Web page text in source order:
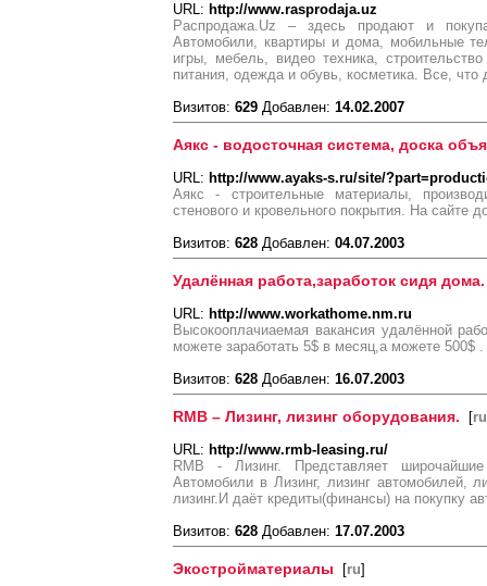
URL: http://www.rasprodaja.uz
Распродажа.Uz – здесь продают и
Автомобили, квартиры и дома, мобильные
игры, мебель, видео техника,
питания, одежда и обувь, косметика. Все, что
Визитов: 629 Добавлен: 14.02.2007
Аякс - водосточная система, доска
URL: http://www.ayaks-s.ru/site/
Аякс - строительные материалы,
стенового и кровельного покрытия. На сайте
Визитов: 628 Добавлен: 04.07.2003
Удалённая работа,заработок сидя дома.
URL: http://www.workathome.nm.ru
Высокооплачиаемая вакансия удалённой
можете заработать 5$ в месяц,а можете 500$ .
Визитов: 628 Добавлен: 16.07.2003
RMB – Лизинг, лизинг оборудования. [ru
URL: http://www.rmb-leasing.ru/
RMB - Лизинг. Представляет
Автомобили в Лизинг, лизинг автомобилей,
лизинг.И даёт кредиты(финансы) на покупку
Визитов: 628 Добавлен: 17.07.2003
Экостройматериалы [ru]